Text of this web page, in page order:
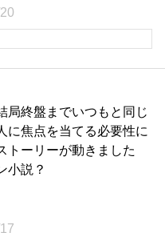
局終盤までいつもと同じ
に焦点を当てる必要性に
トーリーが動きました
小説？